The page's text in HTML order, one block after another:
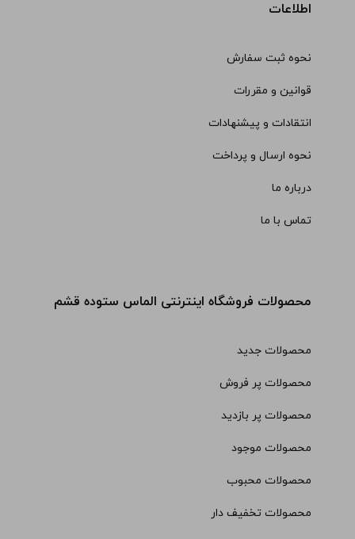
اطلاعات
نحوه ثبت سفارش
قوانین و مقررات
انتقادات و پیشنهادات
نحوه ارسال و پرداخت
درباره ما
تماس با ما
محصولات فروشگاه اینترنتی الماس ستوده قشم
محصولات جدید
محصولات پر فروش
محصولات پر بازدید
محصولات موجود
محصولات محبوب
محصولات تخفیف دار